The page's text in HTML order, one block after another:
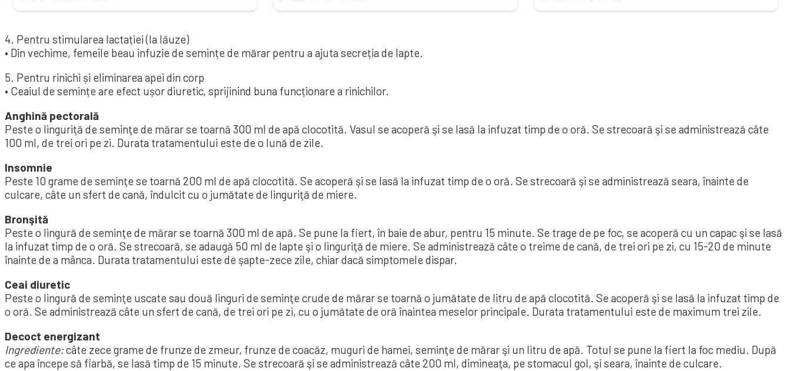
4. Pentru stimularea lactației (la lăuze)
• Din vechime, femeile beau infuzie de semințe de mărar pentru a ajuta secreția de lapte.
5. Pentru rinichi și eliminarea apei din corp
• Ceaiul de semințe are efect ușor diuretic, sprijinind buna funcționare a rinichilor.
Anghină pectorală
Peste o linguriţă de seminţe de mărar se toarnă 300 ml de apă clocotită. Vasul se acoperă şi se lasă la infuzat timp de o oră. Se strecoară şi se ad­ministrează câte
100 ml, de trei ori pe zi. Durata tratamentului este de o lună de zile.
Insomnie
Peste 10 grame de seminţe se toarnă 200 ml de apă clocotită. Se acoperă şi se lasă la infuzat timp de o oră. Se strecoară şi se adminis­trează seara, înainte de
culcare, câte un sfert de cană, îndulcit cu o jumătate de linguriţă de miere.
Bronşită
Peste o lingură de seminţe de mărar se toarnă 300 ml de apă. Se pune la fiert, în baie de abur, pentru 15 minute. Se tra­ge de pe foc, se acoperă cu un capac şi se lasă
la infuzat timp de o oră. Se strecoară, se adau­gă 50 ml de lapte şi o linguriţă de miere. Se administrează câte o treime de cană, de trei ori pe zi, cu 15-20 de mi­nute
înainte de a mânca. Durata tratamentului este de şapte-zece zile, chiar dacă simptomele dispar.
Ceai diuretic
Peste o lingură de seminţe uscate sau două linguri de seminţe crude de mărar se toarnă o jumătate de litru de apă clocotită. Se acoperă şi se lasă la infuzat timp de
o oră. Se administrează câte un sfert de cană, de trei ori pe zi, cu o ju­mă­tate de oră îna­intea meselor prin­ci­pale. Durata tra­ta­mentului este de maxi­mum trei zile.
Decoct energizant
Ingrediente:câte zece grame de frunze de zmeur, frunze de coacăz, muguri de hamei, seminţe de mă­rar şi un litru de apă. Totul se pune la fiert la foc mediu. După
ce apa începe să fiarbă, se lasă timp de 15 mi­nu­te. Se strecoară şi se administrează câte 200 ml, di­mineaţa, pe stomacul gol, şi seara, înainte de cul­care.